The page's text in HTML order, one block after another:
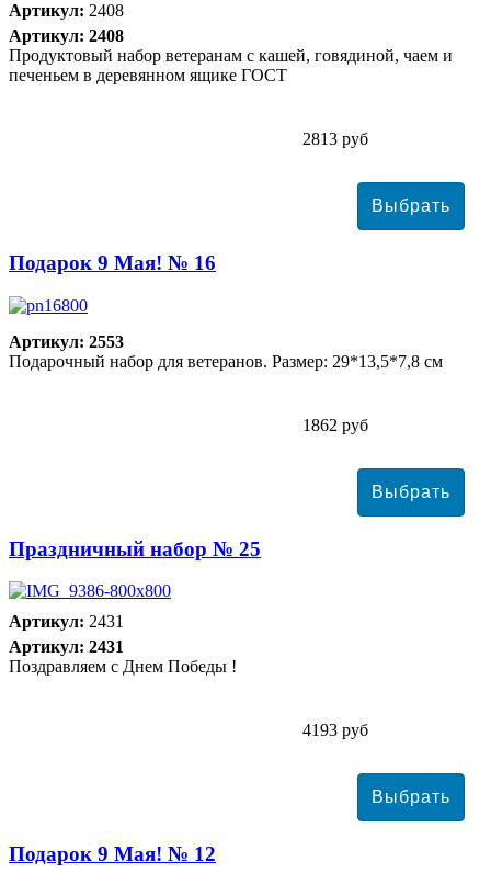
Артикул: 2408
Артикул: 2408
Продуктовый набор ветеранам с кашей, говядиной, чаем и
печеньем в деревянном ящике ГОСТ
2813 руб
Подарок 9 Мая! № 16
Артикул: 2553
Подарочный набор для ветеранов. Размер: 29*13,5*7,8 см
1862 руб
Праздничный набор № 25
Артикул: 2431
Артикул: 2431
Поздравляем с Днем Победы !
4193 руб
Подарок 9 Мая! № 12